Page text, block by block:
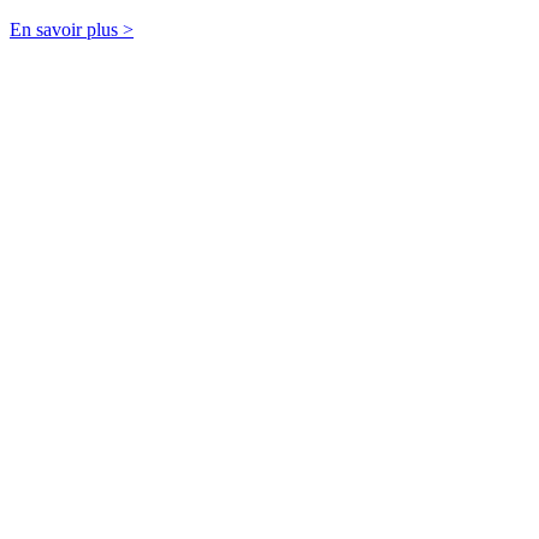
En savoir plus >